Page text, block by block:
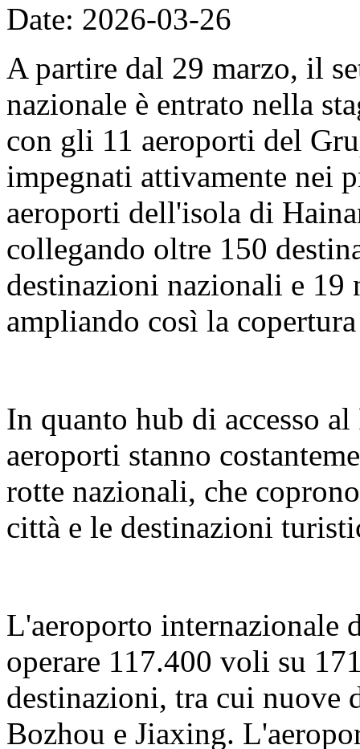
Date: 2026-03-26
A partire dal 29 marzo, il
nazionale è entrato nella
con gli 11 aeroporti del
impegnati attivamente nei
aeroporti dell'isola di
collegando oltre 150
destinazioni nazionali e
ampliando così la
In quanto hub di accesso
aeroporti stanno
rotte nazionali, che
città e le destinazioni
L'aeroporto internazionale
operare 117.400 voli su
destinazioni, tra cui nuove
Bozhou e Jiaxing.